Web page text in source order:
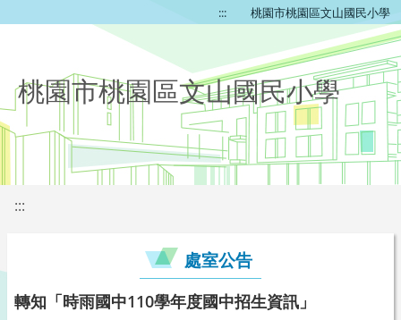
::: 桃園市桃園區文山國民小學
桃園市桃園區文山國民小學
:::
處室公告
轉知「時雨國中110學年度國中招生資訊」